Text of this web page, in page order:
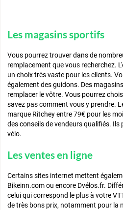
Les magasins sportifs
Vous pourrez trouver dans de
remplacement que vous recherchez.
un choix très vaste pour les clients.
également des guidons. Des
remplacer le vôtre. Vous pourrez
savez pas comment vous y prendre.
marque Ritchey entre 79€ pour les
des conseils de vendeurs qualifiés.
vélo.
Les ventes en ligne
Certains sites internet mettent
Bikeinn.com ou encore Dvélos.fr.
celui qui correspond le plus à votre
de très bons prix, notamment pour la